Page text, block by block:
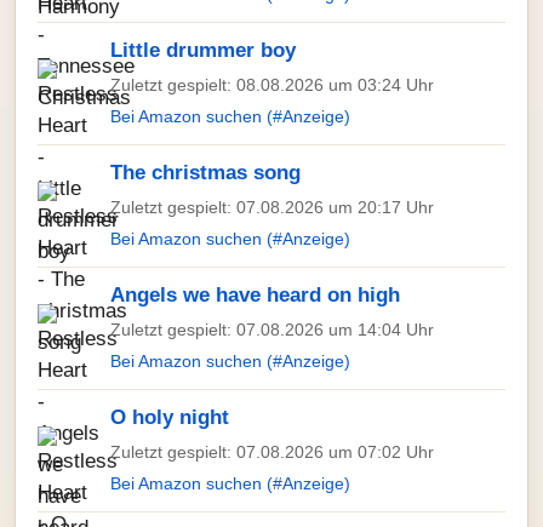
Little drummer boy
Zuletzt gespielt: 08.08.2026 um 03:24 Uhr
Bei Amazon suchen (#Anzeige)
The christmas song
Zuletzt gespielt: 07.08.2026 um 20:17 Uhr
Bei Amazon suchen (#Anzeige)
Angels we have heard on high
Zuletzt gespielt: 07.08.2026 um 14:04 Uhr
Bei Amazon suchen (#Anzeige)
O holy night
Zuletzt gespielt: 07.08.2026 um 07:02 Uhr
Bei Amazon suchen (#Anzeige)